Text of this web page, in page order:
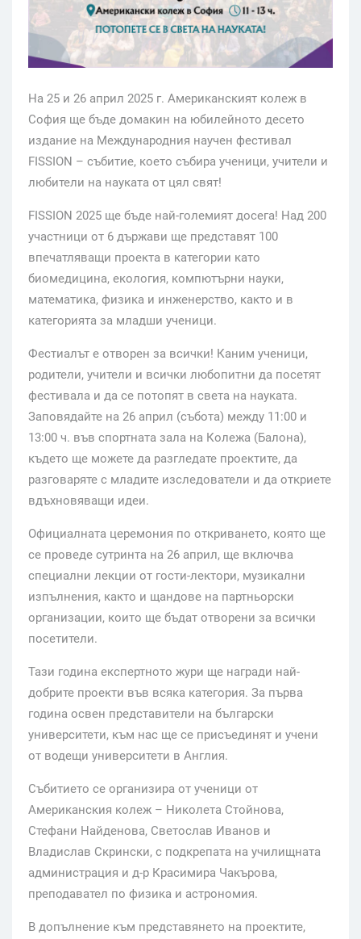
На 25 и 26 април 2025 г. Американският колеж в
София ще бъде домакин на юбилейното десето
издание на Международния научен фестивал
FISSION – събитие, което събира ученици, учители и
любители на науката от цял свят!
FISSION 2025 ще бъде най-големият досега! Над 200
участници от 6 държави ще представят 100
впечатляващи проекта в категории като
биомедицина, екология, компютърни науки,
математика, физика и инженерство, както и в
категорията за младши ученици.
Фестиалът е отворен за всички! Каним ученици,
родители, учители и всички любопитни да посетят
фестивала и да се потопят в света на науката.
Заповядайте на 26 април (събота) между 11:00 и
13:00 ч. във спортната зала на Колежа (Балона),
където ще можете да разгледате проектите, да
разговаряте с младите изследователи и да откриете
вдъхновяващи идеи.
Официалната церемония по откриването, която ще
се проведе сутринта на 26 април, ще включва
специални лекции от гости-лектори, музикални
изпълнения, както и щандове на партньорски
организации, които ще бъдат отворени за всички
посетители.
Тази година експертното жури ще награди най-
добрите проекти във всяка категория. За първа
година освен представители на български
университети, към нас ще се присъединят и учени
от водещи университети в Англия.
Събитието се организира от ученици от
Американския колеж – Николета Стойнова,
Стефани Найденова, Светослав Иванов и
Владислав Скрински, с подкрепата на училищната
администрация и д-р Красимира Чакърова,
преподавател по физика и астрономия.
В допълнение към представянето на проектите,